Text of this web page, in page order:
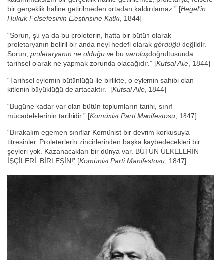
bir gerçeklik haline getirilmeden ortadan kaldırılamaz.” [Hegel’in
Hukuk Felsefesinin Eleştirisine Katkı, 1844]
“Sorun, şu ya da bu proleterin, hatta bir bütün olarak
proletaryanın belirli bir anda neyi hedefi olarak gördüğü değildir.
Sorun, proletaryanın ne olduğu ve bu varoluşdoğrultusunda
tarihsel olarak ne yapmak zorunda olacağıdır.” [Kutsal Aile, 1844]
“Tarihsel eylemin bütünlüğü ile birlikte, o eylemin sahibi olan
kitlenin büyüklüğü de artacaktır.” [Kutsal Aile, 1844]
“Bugüne kadar var olan bütün toplumların tarihi, sınıf
mücadelelerinin tarihidir.” [Komünist Parti Manifestosu, 1847]
“Bırakalım egemen sınıflar Komünist bir devrim korkusuyla
titresinler. Proleterlerin zincirlerinden başka kaybedecekleri bir
şeyleri yok. Kazanacakları bir dünya var. BÜTÜN ÜLKELERİN
İŞÇİLERİ, BİRLEŞİN!” [Komünist Parti Manifestosu, 1847]